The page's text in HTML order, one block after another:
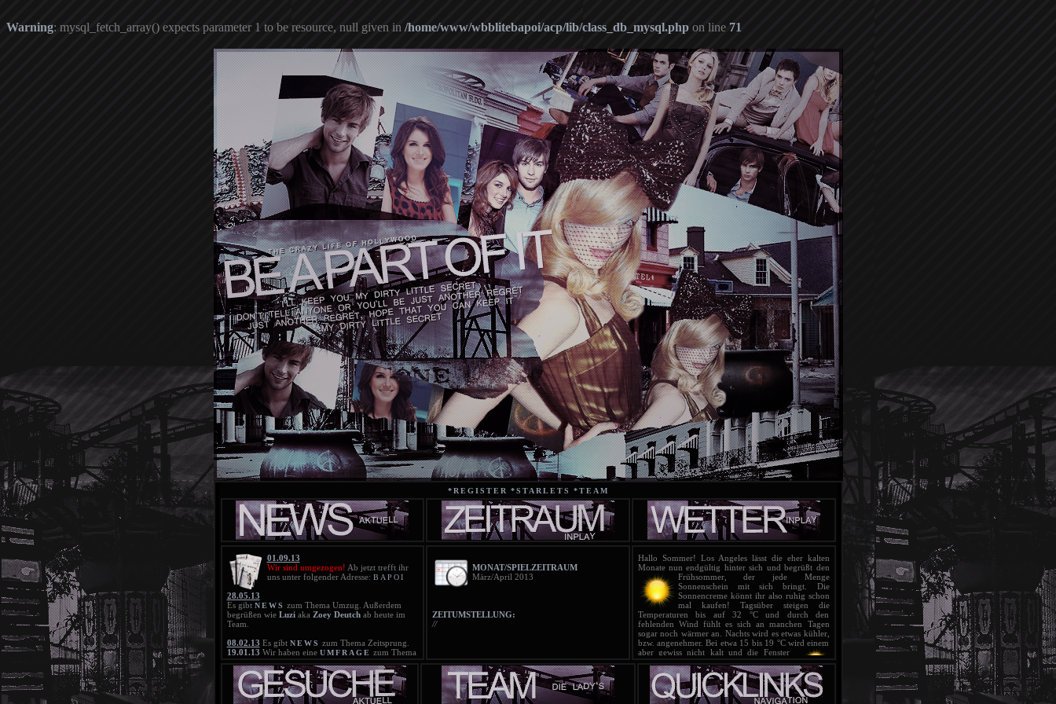
Warning: mysql_fetch_array() expects parameter 1 to be resource, null given in /home/www/wbblitebapoi/acp/lib/class_db_mysql.php on line 71
*REGISTER *STARLETS *TEAM
01.09.13
Wir sind umgezogen! Ab jetzt trefft ihr
uns unter folgender Adresse: BAPOI
28.05.13
Es gibt NEWS zum Thema Umzug. Außerdem
begrüßen wie Luziaka Zoey Deutchab heute im
Team.
08.02.13 Es gibt NEWS zum Thema Zeitsprung.
19.01.13 Wir haben eine UMFRAGE zum Thema
18.01.13Die neueBLACKLISTist online!
21.11.12Die neueBLACKLISTist online!
25.10.12Die Blacklist wurde gelöscht!
20.10.12Die neueBLACKLISTist online!
MONAT/SPIELZEITRAUM
März/April 2013
ZEITUMSTELLUNG:
//
Hallo Sommer! Los Angeles lässt die eher kalten
Monate nun endgültig hinter sich und begrüßt den
Frühsommer, der jede Menge
Sonnenschein mit sich bringt. Die
Sonnencreme könnt ihr also ruhig schon
mal kaufen! Tagsüber steigen die
Temperaturen bis auf 32 °C und durch den
fehlenden Wind fühlt es sich an manchen Tagen
sogar noch wärmer an. Nachts wird es etwas kühler,
bzw. angenehmer. Bei etwa 15 bis 19 °C wird einem
aber gewiss nicht kalt und die Fenster
sollte auch mit Unwettern und
Regenschauern gerechnet werden, die
sich bei dem warmen Wetter relativ leicht
entwickeln. Insgesamt blickt Los Angeles aber auf